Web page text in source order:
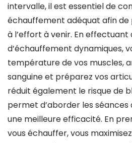
intervalle, il est essentiel de
échauffement adéquat afin
à l’effort à venir. En effectuant
d’échauffement dynamiques,
température de vos muscles,
sanguine et préparez vos
réduit également le risque de
permet d’aborder les
une meilleure efficacité. En
vous échauffer, vous